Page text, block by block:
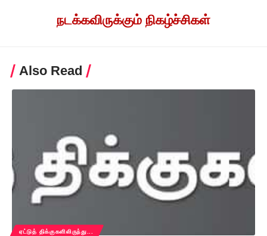
நடக்கவிருக்கும் நிகழ்ச்சிகள்
Also Read
ஏட்டுத் திக்குகளிலிருந்து...